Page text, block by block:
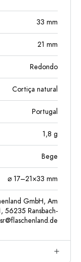
33 mm
21 mm
Redondo
Cortiça natural
Portugal
1,8 g
Bege
⌀ 17–21×33 mm
GmbH, Am
56235 Ransbach-